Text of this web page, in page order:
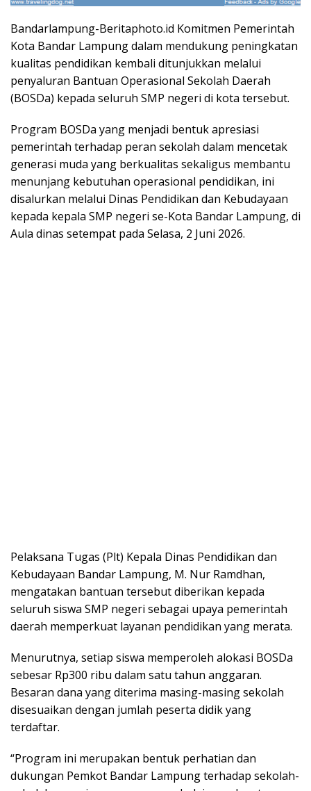
Bandarlampung-Beritaphoto.id Komitmen Pemerintah
Kota Bandar Lampung dalam mendukung peningkatan
kualitas pendidikan kembali ditunjukkan melalui
penyaluran Bantuan Operasional Sekolah Daerah
(BOSDa) kepada seluruh SMP negeri di kota tersebut.
Program BOSDa yang menjadi bentuk apresiasi
pemerintah terhadap peran sekolah dalam mencetak
generasi muda yang berkualitas sekaligus membantu
menunjang kebutuhan operasional pendidikan, ini
disalurkan melalui Dinas Pendidikan dan Kebudayaan
kepada kepala SMP negeri se-Kota Bandar Lampung, di
Aula dinas setempat pada Selasa, 2 Juni 2026.
Pelaksana Tugas (Plt) Kepala Dinas Pendidikan dan
Kebudayaan Bandar Lampung, M. Nur Ramdhan,
mengatakan bantuan tersebut diberikan kepada
seluruh siswa SMP negeri sebagai upaya pemerintah
daerah memperkuat layanan pendidikan yang merata.
Menurutnya, setiap siswa memperoleh alokasi BOSDa
sebesar Rp300 ribu dalam satu tahun anggaran.
Besaran dana yang diterima masing-masing sekolah
disesuaikan dengan jumlah peserta didik yang
terdaftar.
“Program ini merupakan bentuk perhatian dan
dukungan Pemkot Bandar Lampung terhadap sekolah-